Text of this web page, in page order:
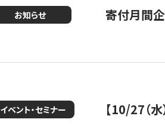
お知らせ 寄付月間企
イベント・セミナー 【10/27（